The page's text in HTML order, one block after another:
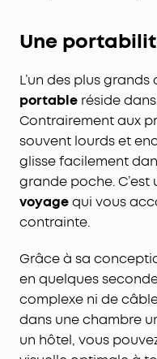
Une
L’un des plus
portable réside
Contrairement aux
souvent lourds et
glisse facilement
grande poche. C’est
voyagequi vous
contrainte.
Grâce à sa
en quelques
complexe ni de
dans une chambre
un hôtel, vous